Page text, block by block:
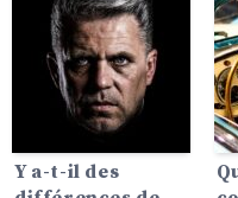
Y a-t-il des